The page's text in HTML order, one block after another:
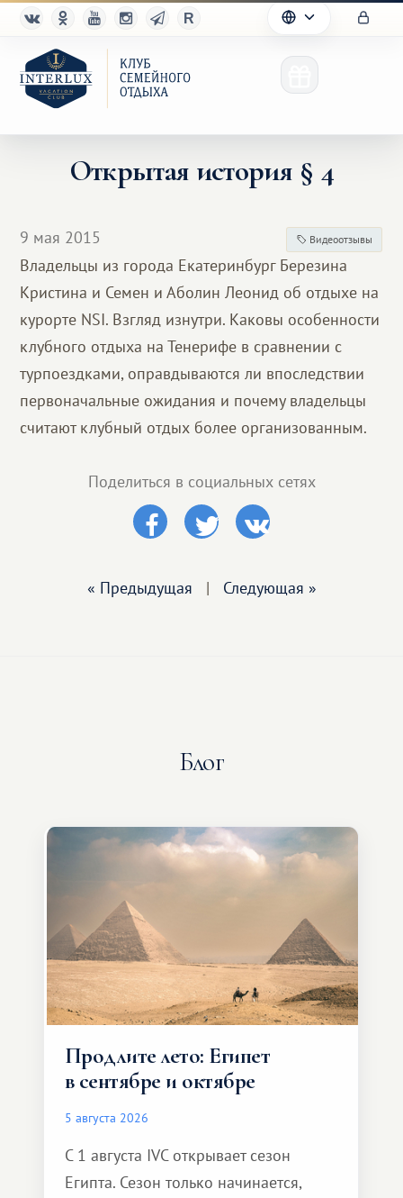
Преимущества
Партнерам
Благотворительность
Открытая история § 4
9 мая 2015 Видеоотзывы
Владельцы из города Екатеринбург Березина
Кристина и Семен и Аболин Леонид об отдыхе на
курорте NSI. Взгляд изнутри. Каковы особенности
клубного отдыха на Тенерифе в сравнении с
турпоездками, оправдываются ли впоследствии
первоначальные ожидания и почему владельцы
считают клубный отдых более организованным.
Поделиться в социальных сетях
« Предыдущая | Следующая »
Блог
Продлите лето: Египет
в сентябре и октябре
5 августа 2026
С 1 августа IVC открывает сезон
Египта. Сезон только начинается,